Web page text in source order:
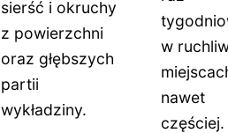
sierść i okruchy
z powierzchni
oraz głębszych
partii
wykładziny.
w
nawet
częściej.